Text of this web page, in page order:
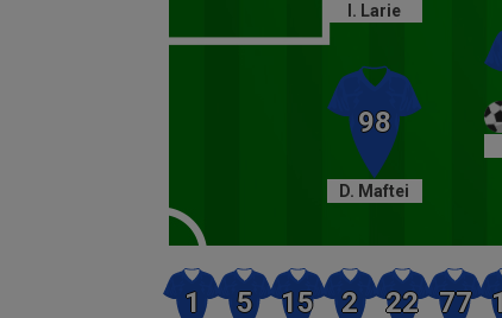
D. Maftei
I. Larie